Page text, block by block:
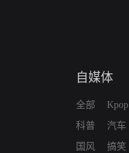
自媒体
全部
科普
国风
Kpop
汽车
搞笑